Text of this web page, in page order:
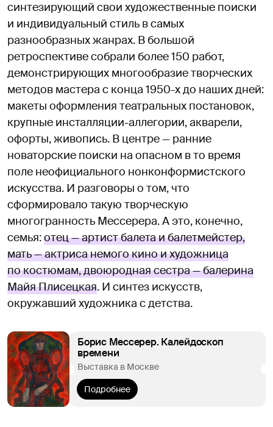
синтезирующий свои художественные поиски
и индивидуальный стиль в самых
разнообразных жанрах. В большой
ретроспективе собрали более 150 работ,
демонстрирующих многообразие творческих
методов мастера с конца 1950-х до наших дней:
макеты оформления театральных постановок,
крупные инсталляции-аллегории, акварели,
офорты, живопись. В центре — ранние
новаторские поиски на опасном в то время
поле неофициального нонконформистского
искусства. И разговоры о том, что
сформировало такую творческую
многогранность Мессерера. А это, конечно,
семья:отец — артист балета и балетмейстер,
мать — актриса немого кино и художница
по костюмам, двоюродная сестра — балерина
Майя Плисецкая. И синтез искусств,
окружавший художника с детства.
Борис Мессерер. Калейдоскоп
времени
Выставка в Москве
Подробнее